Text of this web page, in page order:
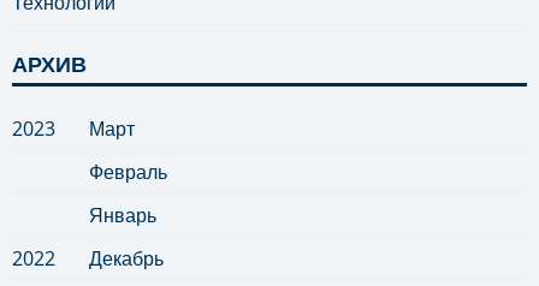
АРХИВ
2023
Март
Февраль
Январь
2022
Декабрь